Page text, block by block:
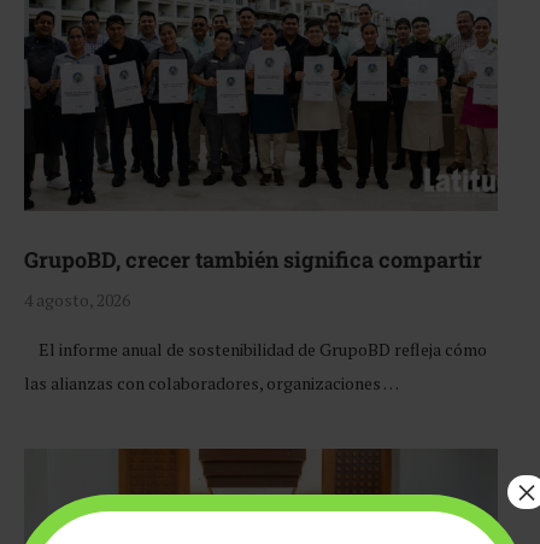
GrupoBD, crecer también significa compartir
4 agosto, 2026
El informe anual de sostenibilidad de GrupoBD refleja cómo
las alianzas con colaboradores, organizaciones …
×